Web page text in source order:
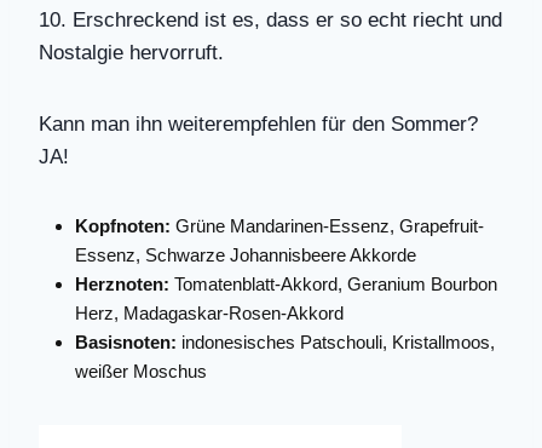
10. Erschreckend ist es, dass er so echt riecht und
Nostalgie hervorruft.
Kann man ihn weiterempfehlen für den Sommer?
JA!
Kopfnoten: Grüne Mandarinen-Essenz, Grapefruit-
Essenz, Schwarze Johannisbeere Akkorde
Herznoten: Tomatenblatt-Akkord, Geranium Bourbon
Herz, Madagaskar-Rosen-Akkord
Basisnoten: indonesisches Patschouli, Kristallmoos,
weißer Moschus